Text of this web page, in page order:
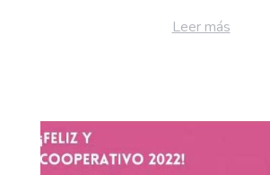
Leer más